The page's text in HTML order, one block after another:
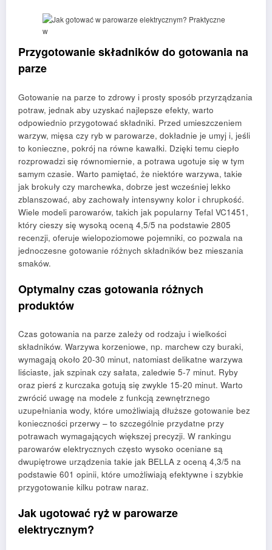
Przygotowanie składników do gotowania na
parze
Gotowanie na parze to zdrowy i prosty sposób przyrządzania
potraw, jednak aby uzyskać najlepsze efekty, warto
odpowiednio przygotować składniki. Przed umieszczeniem
warzyw, mięsa czy ryb w parowarze, dokładnie je umyj i, jeśli
to konieczne, pokrój na równe kawałki. Dzięki temu ciepło
rozprowadzi się równomiernie, a potrawa ugotuje się w tym
samym czasie. Warto pamiętać, że niektóre warzywa, takie
jak brokuły czy marchewka, dobrze jest wcześniej lekko
zblanszować, aby zachowały intensywny kolor i chrupkość.
Wiele modeli parowarów, takich jak popularny Tefal VC1451,
który cieszy się wysoką oceną 4,5/5 na podstawie 2805
recenzji, oferuje wielopoziomowe pojemniki, co pozwala na
jednoczesne gotowanie różnych składników bez mieszania
smaków.
Optymalny czas gotowania różnych
produktów
Czas gotowania na parze zależy od rodzaju i wielkości
składników. Warzywa korzeniowe, np. marchew czy buraki,
wymagają około 20-30 minut, natomiast delikatne warzywa
liściaste, jak szpinak czy sałata, zaledwie 5-7 minut. Ryby
oraz pierś z kurczaka gotują się zwykle 15-20 minut. Warto
zwrócić uwagę na modele z funkcją zewnętrznego
uzupełniania wody, które umożliwiają dłuższe gotowanie bez
konieczności przerwy – to szczególnie przydatne przy
potrawach wymagających większej precyzji. W rankingu
parowarów elektrycznych często wysoko oceniane są
dwupiętrowe urządzenia takie jak BELLA z oceną 4,3/5 na
podstawie 601 opinii, które umożliwiają efektywne i szybkie
przygotowanie kilku potraw naraz.
Jak ugotować ryż w parowarze
elektrycznym?